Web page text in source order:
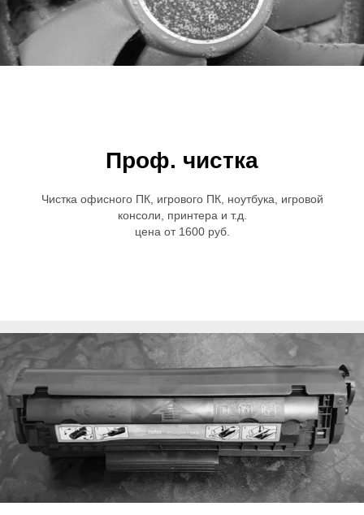
Проф. чистка
Чистка офисного ПК, игрового ПК, ноутбука, игровой
консоли, принтера и т.д.
цена от 1600 руб.